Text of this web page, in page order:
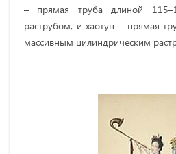
– прямая труба длиной
раструбом, и хаотун – прямая
массивным цилиндрическим